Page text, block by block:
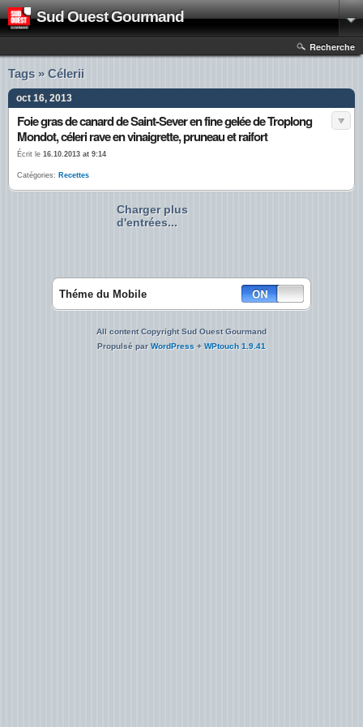
Sud Ouest Gourmand
Recherche
Tags » Célerii
oct 16, 2013
Foie gras de canard de Saint-Sever en fine gelée de Troplong
Mondot, céleri rave en vinaigrette, pruneau et raifort
Écrit le 16.10.2013 at 9:14
Catégories: Recettes
Charger plus
d'entrées...
Théme du Mobile
All content Copyright Sud Ouest Gourmand
Propulsé parWordPress + WPtouch 1.9.41